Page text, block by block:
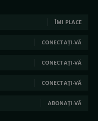
ÎMI PLACE
CONECTAȚI-VĂ
CONECTAȚI-VĂ
CONECTAȚI-VĂ
ABONAȚI-VĂ